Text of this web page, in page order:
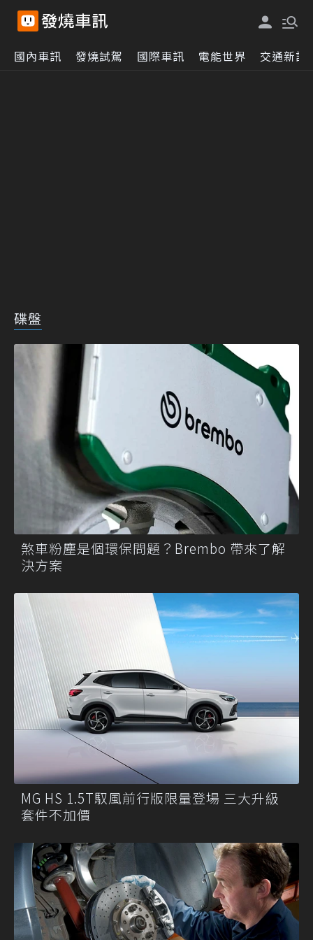
國內車訊 發燒試駕 國際車訊 電能世界 交通新訊
碟盤
煞車粉塵是個環保問題？Brembo 帶來了解
決方案
MG HS 1.5T馭風前行版限量登場 三大升級
套件不加價